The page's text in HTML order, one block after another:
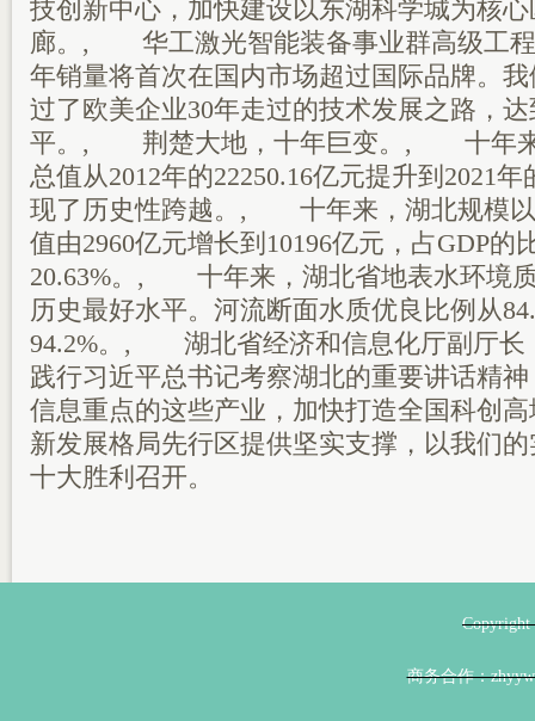
技创新中心，加快建设以东湖科学城为核
廊。, 华工激光智能装备事业群高级工程
年销量将首次在国内市场超过国际品牌。
过了欧美企业30年走过的技术发展之路，
平。, 荆楚大地，十年巨变。, 十年来
总值从2012年的22250.16亿元提升到2021年
现了历史性跨越。, 十年来，湖北规模以
值由2960亿元增长到10196亿元，占GDP的
20.63%。, 十年来，湖北省地表水环境
历史最好水平。河流断面水质优良比例从
94.2%。, 湖北省经济和信息化厅副厅长
践行习近平总书记考察湖北的重要讲话精
信息重点的这些产业，加快打造全国科创
新发展格局先行区提供坚实支撑，以我们
十大胜利召开。
商务合作：